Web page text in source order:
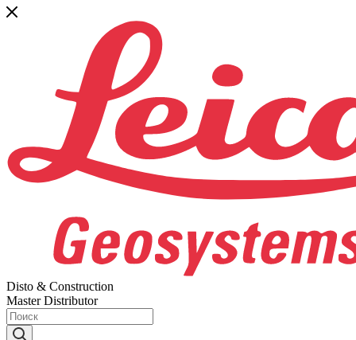
Disto & Construction
Master Distributor